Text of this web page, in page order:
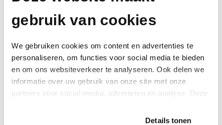
gebruik van cookies
We gebruiken cookies om content en advertenties te
personaliseren, om functies voor social media te bieden
en om ons websiteverkeer te analyseren. Ook delen we
informatie over uw gebruik van onze site met onze
partners voor social media, adverteren en analyse. Deze
informatie die u aan ze heeft verstrekt of die ze hebben
Details tonen
S Semintra 4 mg/ml
Tensurin 60 mg